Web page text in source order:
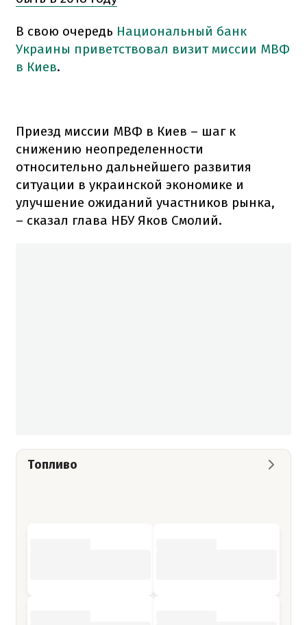
В свою очередь Национальный банк
Украины приветствовал визит миссии МВФ
в Киев.
Приезд миссии МВФ в Киев – шаг к
снижению неопределенности
относительно дальнейшего развития
ситуации в украинской экономике и
улучшение ожиданий участников рынка,
– сказал глава НБУ Яков Смолий.
Топливо